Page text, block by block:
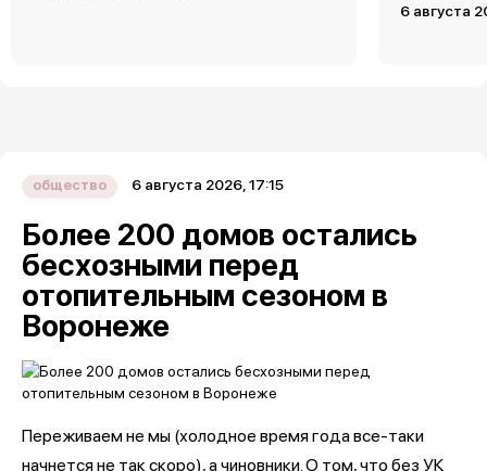
6 августа
общество 6 августа 2026, 17:15
Более 200 домов остались
бесхозными перед
отопительным сезоном в
Воронеже
Переживаем не мы (холодное время года все-таки
начнется не так скоро), а чиновники. О том, что без УК